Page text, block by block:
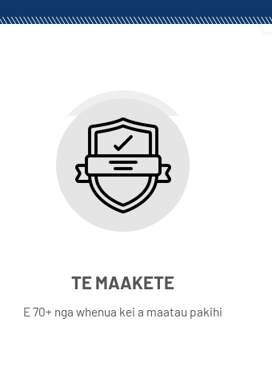
TE MAAKETE
E 70+ nga whenua kei a maatau pakihi